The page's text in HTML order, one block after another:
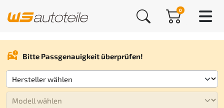
0
Bitte Passgenauigkeit überprüfen!